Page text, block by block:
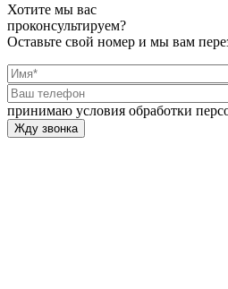
Хотите мы вас
проконсультируем?
Оставьте свой номер и мы вам
принимаю условия обработки